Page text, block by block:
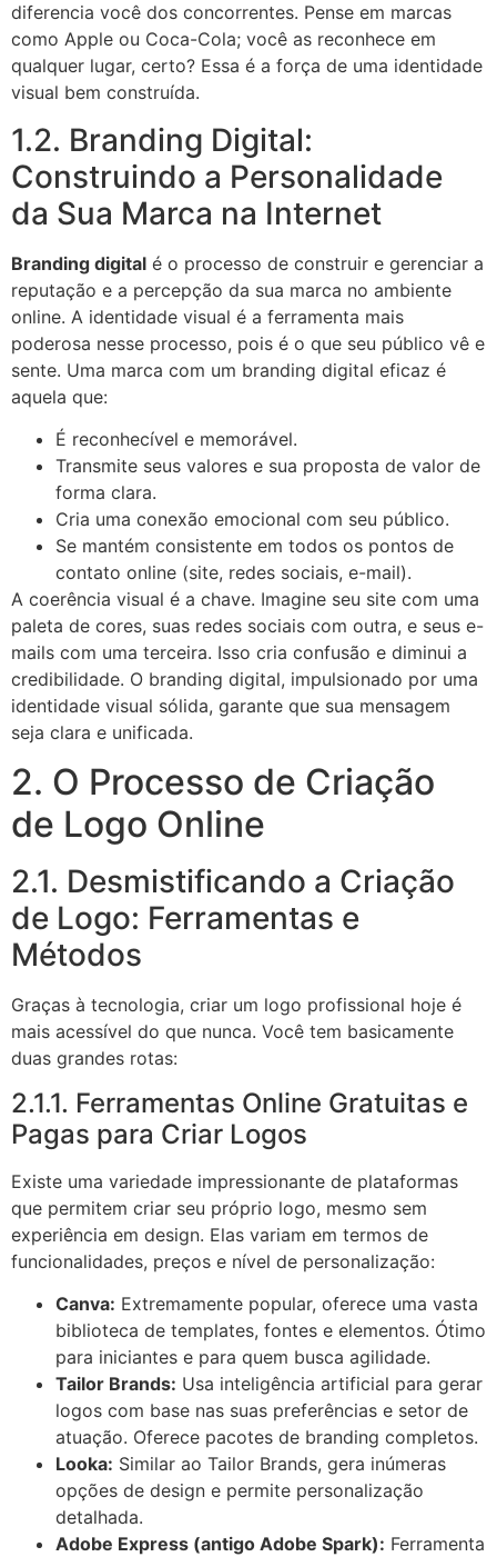
diferencia você dos concorrentes. Pense em marcas
como Apple ou Coca-Cola; você as reconhece em
qualquer lugar, certo? Essa é a força de uma identidade
visual bem construída.
1.2. Branding Digital:
Construindo a Personalidade
da Sua Marca na Internet
Branding digital é o processo de construir e gerenciar a
reputação e a percepção da sua marca no ambiente
online. A identidade visual é a ferramenta mais
poderosa nesse processo, pois é o que seu público vê e
sente. Uma marca com um branding digital eficaz é
aquela que:
É reconhecível e memorável.
Transmite seus valores e sua proposta de valor de
forma clara.
Cria uma conexão emocional com seu público.
Se mantém consistente em todos os pontos de
contato online (site, redes sociais, e-mail).
A coerência visual é a chave. Imagine seu site com uma
paleta de cores, suas redes sociais com outra, e seus e-
mails com uma terceira. Isso cria confusão e diminui a
credibilidade. O branding digital, impulsionado por uma
identidade visual sólida, garante que sua mensagem
seja clara e unificada.
2. O Processo de Criação
de Logo Online
2.1. Desmistificando a Criação
de Logo: Ferramentas e
Métodos
Graças à tecnologia, criar um logo profissional hoje é
mais acessível do que nunca. Você tem basicamente
duas grandes rotas:
2.1.1. Ferramentas Online Gratuitas e
Pagas para Criar Logos
Existe uma variedade impressionante de plataformas
que permitem criar seu próprio logo, mesmo sem
experiência em design. Elas variam em termos de
funcionalidades, preços e nível de personalização:
Canva: Extremamente popular, oferece uma vasta
biblioteca de templates, fontes e elementos. Ótimo
para iniciantes e para quem busca agilidade.
Tailor Brands: Usa inteligência artificial para gerar
logos com base nas suas preferências e setor de
atuação. Oferece pacotes de branding completos.
Looka: Similar ao Tailor Brands, gera inúmeras
opções de design e permite personalização
detalhada.
Adobe Express (antigo Adobe Spark): Ferramenta